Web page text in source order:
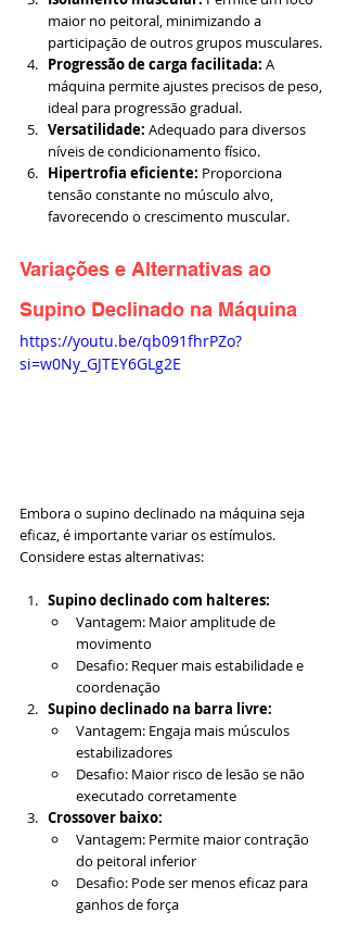
maior no peitoral, minimizando a
participação de outros grupos musculares.
Progressão de carga facilitada: A
máquina permite ajustes precisos de peso,
ideal para progressão gradual.
Versatilidade: Adequado para diversos
níveis de condicionamento físico.
Hipertrofia eficiente: Proporciona
tensão constante no músculo alvo,
favorecendo o crescimento muscular.
Variações e Alternativas ao
Supino Declinado na Máquina
https://youtu.be/qb091fhrPZo?
si=w0Ny_GJTEY6GLg2E
Embora o supino declinado na máquina seja
eficaz, é importante variar os estímulos.
Considere estas alternativas:
Supino declinado com halteres:
Vantagem: Maior amplitude de
movimento
Desafio: Requer mais estabilidade e
coordenação
Supino declinado na barra livre:
Vantagem: Engaja mais músculos
estabilizadores
Desafio: Maior risco de lesão se não
executado corretamente
Crossover baixo:
Vantagem: Permite maior contração
do peitoral inferior
Desafio: Pode ser menos eficaz para
ganhos de força